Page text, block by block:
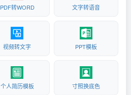
PDF转WORD 文字转语音
视频转文字 PPT模板
个人简历模板 寸照换底色